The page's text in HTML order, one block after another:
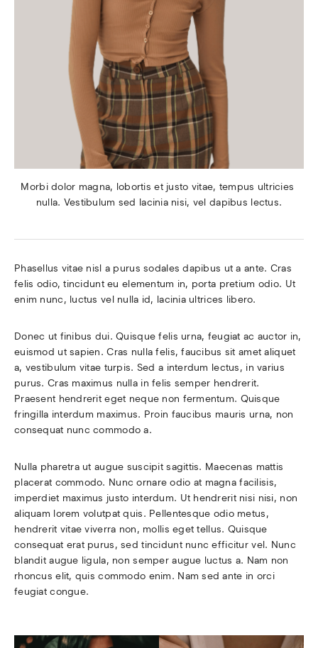
Morbi dolor magna, lobortis et justo vitae, tempus ultricies
nulla. Vestibulum sed lacinia nisi, vel dapibus lectus.
Phasellus vitae nisl a purus sodales dapibus ut a ante. Cras
felis odio, tincidunt eu elementum in, porta pretium odio. Ut
enim nunc, luctus vel nulla id, lacinia ultrices libero.
Donec ut finibus dui. Quisque felis urna, feugiat ac auctor in,
euismod ut sapien. Cras nulla felis, faucibus sit amet aliquet
a, vestibulum vitae turpis. Sed a interdum lectus, in varius
purus. Cras maximus nulla in felis semper hendrerit.
Praesent hendrerit eget neque non fermentum. Quisque
fringilla interdum maximus. Proin faucibus mauris urna, non
consequat nunc commodo a.
Nulla pharetra ut augue suscipit sagittis. Maecenas mattis
placerat commodo. Nunc ornare odio at magna facilisis,
imperdiet maximus justo interdum. Ut hendrerit nisi nisi, non
aliquam lorem volutpat quis. Pellentesque odio metus,
hendrerit vitae viverra non, mollis eget tellus. Quisque
consequat erat purus, sed tincidunt nunc efficitur vel. Nunc
blandit augue ligula, non semper augue luctus a. Nam non
rhoncus elit, quis commodo enim. Nam sed ante in orci
feugiat congue.